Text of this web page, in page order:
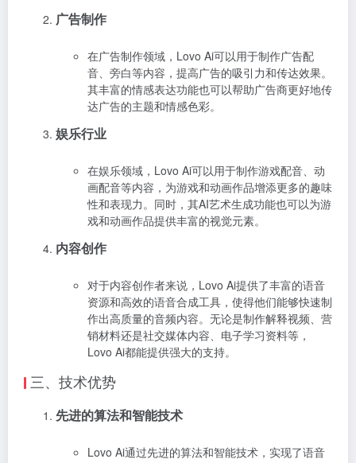
广告制作
在广告制作领域，Lovo Ai可以用于制作广告配
音、旁白等内容，提高广告的吸引力和传达效果。
其丰富的情感表达功能也可以帮助广告商更好地传
达广告的主题和情感色彩。
娱乐行业
在娱乐领域，Lovo Ai可以用于制作游戏配音、动
画配音等内容，为游戏和动画作品增添更多的趣味
性和表现力。同时，其AI艺术生成功能也可以为游
戏和动画作品提供丰富的视觉元素。
内容创作
对于内容创作者来说，Lovo Ai提供了丰富的语音
资源和高效的语音合成工具，使得他们能够快速制
作出高质量的音频内容。无论是制作解释视频、营
销材料还是社交媒体内容、电子学习资料等，
Lovo Ai都能提供强大的支持。
三、技术优势
先进的算法和智能技术
Lovo Ai通过先进的算法和智能技术，实现了语音